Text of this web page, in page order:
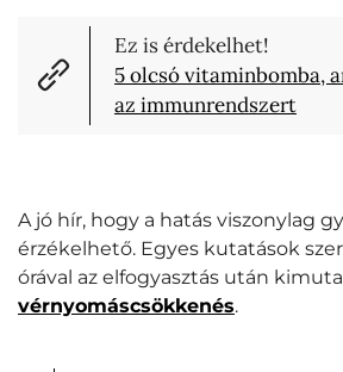
Ez is érdekelhet!
5 olcsó vitaminbomba,
az immunrendszert
A jó hír, hogy a hatás viszonylag
érzékelhető. Egyes kutatások
órával az elfogyasztás után
vérnyomáscsökkenés.